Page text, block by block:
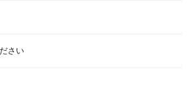
さい